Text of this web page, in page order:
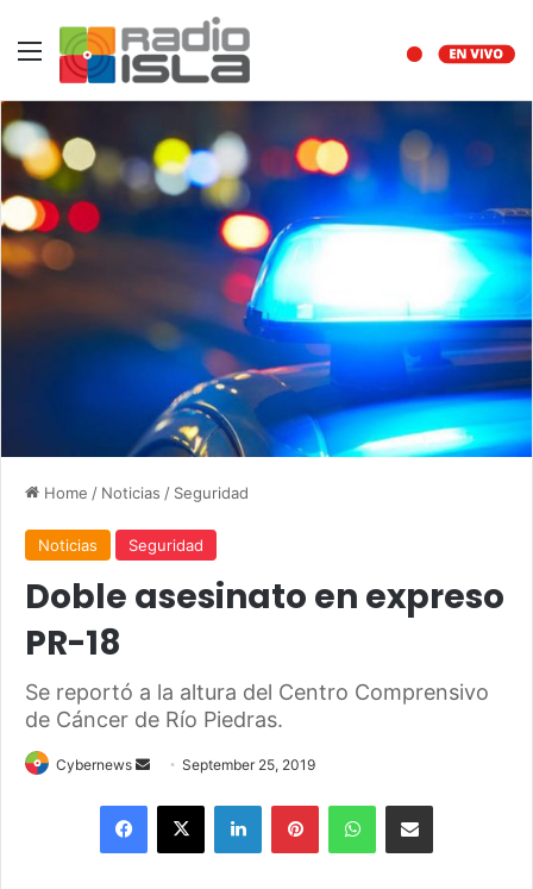
Menu
Home / Noticias / Seguridad
Noticias Seguridad
Doble asesinato en expreso
PR-18
Se reportó a la altura del Centro Comprensivo
de Cáncer de Río Piedras.
Cybernews
Send
email
September 25, 2019
Facebook
X LinkedInPinterestWhatsAppShare via Email